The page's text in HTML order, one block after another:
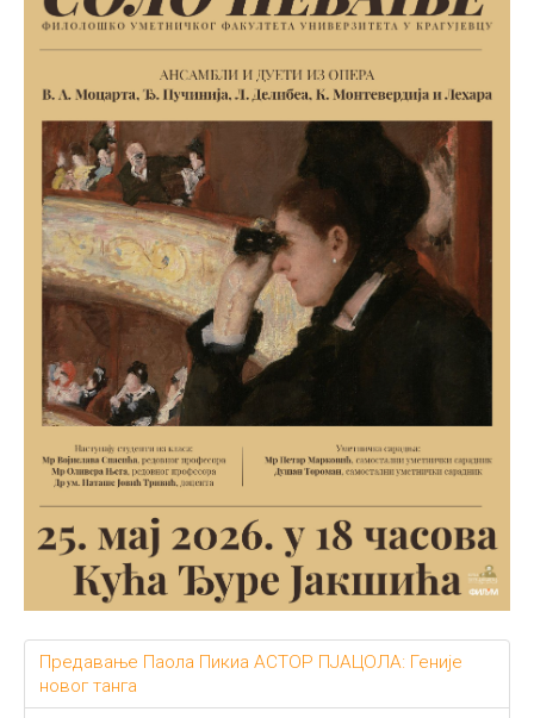
Предавање Паола Пикиа АСТОР ПЈАЦОЛА: Геније
новог танга